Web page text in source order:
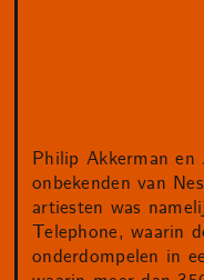
Philip Akkerman en
onbekenden van
artiesten was
Telephone, waarin
onderdompelen in